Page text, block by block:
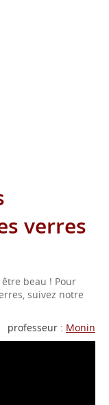
verres
beau ! Pour
suivez notre
professeur : Monin